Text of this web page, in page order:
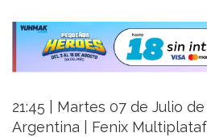
21:45 | Martes 07 de Julio
Argentina | Fenix